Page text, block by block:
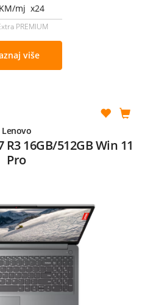
KM/mj x24
PREMIUM
više
Lenovo
16GB/512GB Win 11
Pro